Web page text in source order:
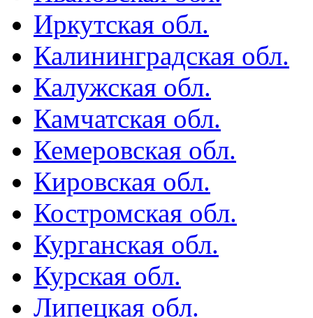
Иркутская обл.
Калининградская обл.
Калужская обл.
Камчатская обл.
Кемеровская обл.
Кировская обл.
Костромская обл.
Курганская обл.
Курская обл.
Липецкая обл.